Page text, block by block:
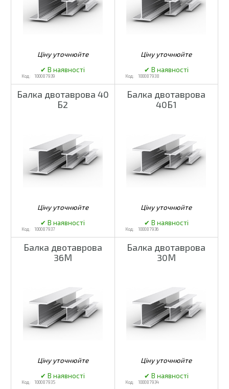
100087939 100087938
Балка двотаврова 40
Б2
100087937
Балка двотаврова
40Б1
100087936
Балка двотаврова
36М
100087935
Балка двотаврова
30М
100087934